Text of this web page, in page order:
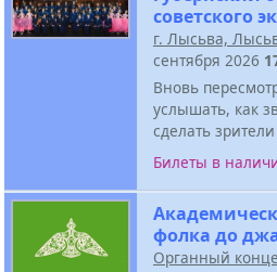
советского
г. Лысьва,
сентября 2026
Вновь
услышать, как
сделать
Билеты в
фолка до
Органный